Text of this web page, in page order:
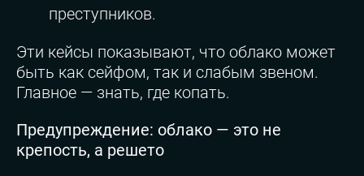
преступников.
Эти кейсы показывают, что облако может
быть как сейфом, так и слабым звеном.
Главное — знать, где копать.
Предупреждение: облако — это не
крепость, а решето